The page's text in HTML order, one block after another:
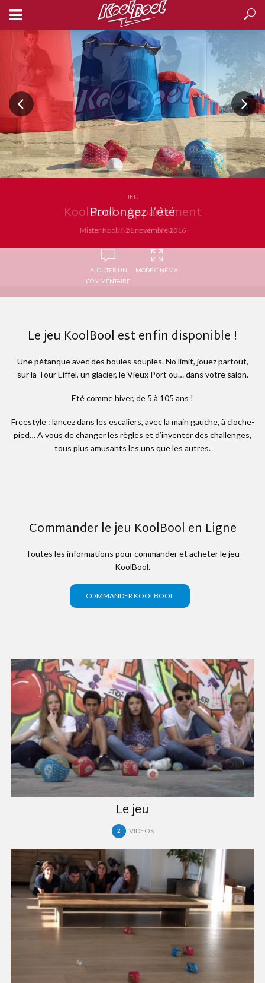
JEU
Prolongez l’été
Mister Kool 21 novembre 2016
Le jeu KoolBool est enfin disponible !
Une pétanque avec des boules souples. No limit, jouez partout,
sur la Tour Eiffel, un glacier, le Vieux Port ou… dans votre salon.
Eté comme hiver, de 5 à 105 ans !
Freestyle : lancez dans les escaliers, avec la main gauche, à cloche-
pied… A vous de changer les règles et d’inventer des challenges,
tous plus amusants les uns que les autres.
Commander le jeu KoolBool en Ligne
Toutes les informations pour commander et acheter le jeu
KoolBool.
COMMANDER KOOLBOOL
Le jeu
2 VIDEOS